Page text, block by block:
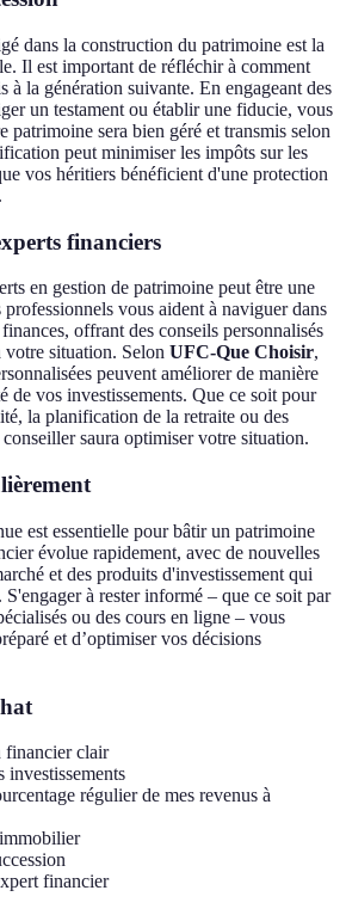
dans la construction du patrimoine est la
Il est important de réfléchir à comment
à la génération suivante. En engageant des
un testament ou établir une fiducie, vous
patrimoine sera bien géré et transmis selon
peut minimiser les impôts sur les
vos héritiers bénéficient d'une protection
financiers
en gestion de patrimoine peut être une
vous aident à naviguer dans
offrant des conseils personnalisés
votre situation. Selon UFC-Que Choisir,
peuvent améliorer de manière
de vos investissements. Que ce soit pour
la planification de la retraite ou des
saura optimiser votre situation.
est essentielle pour bâtir un patrimoine
évolue rapidement, avec de nouvelles
et des produits d'investissement qui
à rester informé – que ce soit par
ou des cours en ligne – vous
et d’optimiser vos décisions
financier clair
régulier de mes revenus à
financier